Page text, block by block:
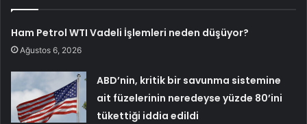
Ham Petrol WTI Vadeli İşlemleri neden düşüyor?
Ağustos 6, 2026
ABD’nin, kritik bir savunma sistemine
ait füzelerinin neredeyse yüzde 80’ini
tükettiği iddia edildi